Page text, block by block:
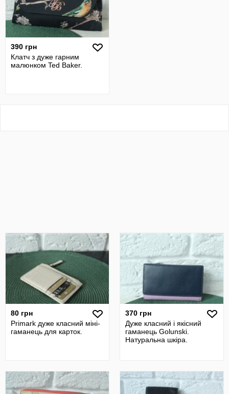
390 грн
Клатч з дуже гарним
малюнком Ted Baker.
80 грн
Primark дуже класний міні-
гаманець для карток.
370 грн
Дуже класний і якісний
гаманець Golunski.
Натуральна шкіра.